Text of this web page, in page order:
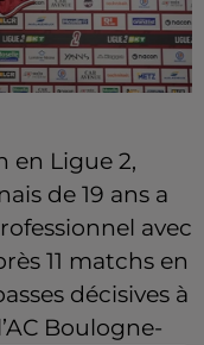
en Ligue 2,
de 19 ans a
avec
11 matchs en
décisives à
Boulogne-